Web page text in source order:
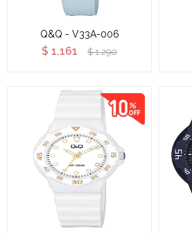
Q&Q - V33A-006
$ 1.161 $ 1.290